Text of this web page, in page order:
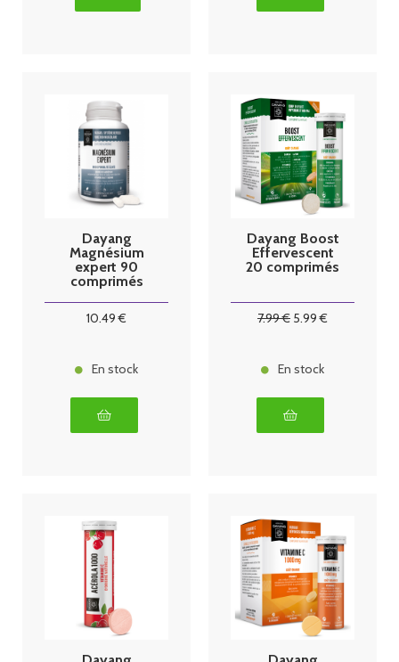
Dayang
Magnésium
expert 90
comprimés
10.49 €
En stock
Dayang Boost
Effervescent
20 comprimés
7.99€ 5.99 €
En stock